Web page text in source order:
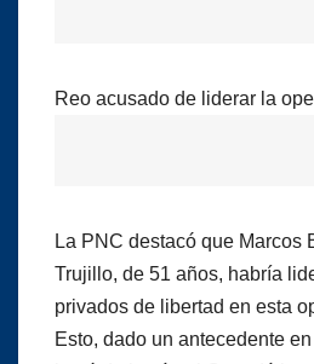
Reo acusado de liderar la
La PNC destacó que Marcos
Trujillo, de 51 años, habría
privados de libertad en esta
Esto, dado un antecedente